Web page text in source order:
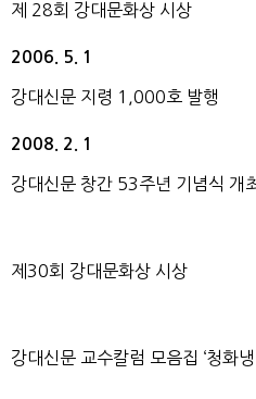
제 28회 강대문화상 시상
2006. 5. 1
강대신문 지령 1,000호 발행
2008. 2. 1
강대신문 창간 53주년 기념식 개
제30회 강대문화상 시상
강대신문 교수칼럼 모음집 ‘청화